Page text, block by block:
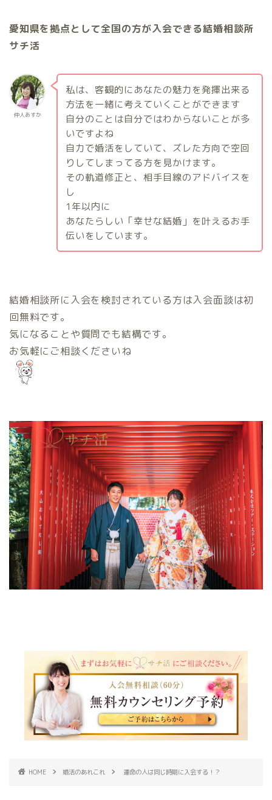
愛知県を拠点として全国の方が入会できる結婚相談所
サチ活
仲人あすか
私は、客観的にあなたの魅力を発揮出来る
方法を一緒に考えていくことができます
自分のことは自分ではわからないことが多
いですよね
自力で婚活をしていて、ズレた方向で空回
りしてしまってる方を見かけます。
その軌道修正と、相手目線のアドバイスを
し
1 年以内に
あなたらしい「幸せな結婚」を叶えるお手
伝いをしています。
結婚相談所に入会を検討されている方は入会面談は初
回無料です。
気になることや質問でも結構です。
お気軽にご相談くださいね
HOME 婚活のあれこれ 運命の人は同じ時期に入会する！？